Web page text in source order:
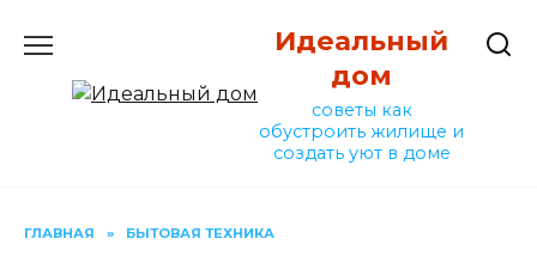
Идеальный
дом
советы как
обустроить жилище и
создать уют в доме
ГЛАВНАЯ » БЫТОВАЯ ТЕХНИКА